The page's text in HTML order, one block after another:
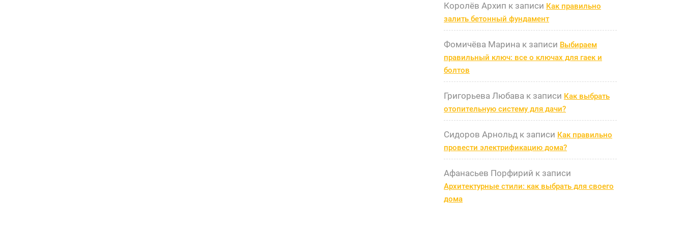
Королёв Архип к записи Как правильно
залить бетонный фундамент
Фомичёва Марина к записи Выбираем
правильный ключ: все о ключах для гаек и
болтов
Григорьева Любава к записи Как выбрать
отопительную систему для дачи?
Сидоров Арнольд к записи Как правильно
провести электрификацию дома?
Афанасьев Порфирий к записи
Архитектурные стили: как выбрать для своего
дома